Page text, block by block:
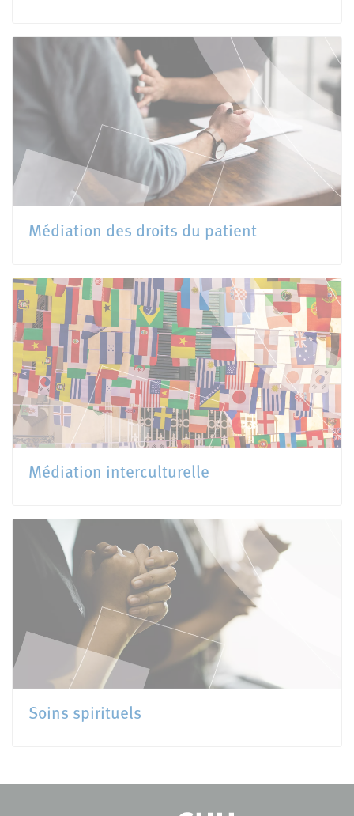
Médiation des droits du patient
Médiation interculturelle
Soins spirituels